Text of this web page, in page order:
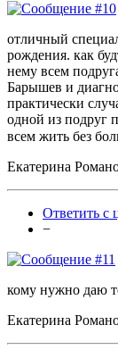
отличный
рождения. как
нему всем
Барышев и
практически
одной из подруг
всем жить без
Екатерина
Ответить с
−
кому нужно даю
Екатерина